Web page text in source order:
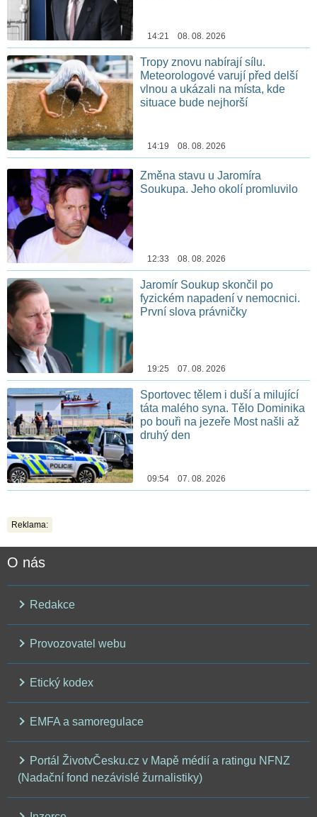
14:21 08. 08. 2026
Tropy znovu nabírají sílu.
Meteorologové varují před delší
vlnou a ukázali na místa, kde
situace bude nejhorší
14:19 08. 08. 2026
Změna stavu u Jaromíra
Soukupa. Jeho okolí promluvilo
12:33 08. 08. 2026
Jaromír Soukup skončil po
fyzickém napadení v nemocnici.
První slova právničky
19:25 07. 08. 2026
Sportovec tělem i duší a milující
táta malého syna. Tělo Dominika
po bouři na jezeře Most našli až
druhý den
09:54 07. 08. 2026
Reklama:
O nás
Redakce
Provozovatel webu
Etický kodex
EMFA a samoregulace
Portál ŽivotvČesku.cz v Mapě médií a ratingu NFNZ
(Nadační fond nezávislé žurnalistiky)